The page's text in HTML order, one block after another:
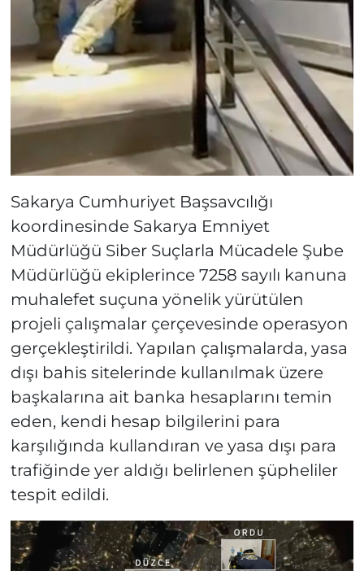
Sakarya Cumhuriyet Başsavcılığı
koordinesinde Sakarya Emniyet
Müdürlüğü Siber Suçlarla Mücadele Şube
Müdürlüğü ekiplerince 7258 sayılı kanuna
muhalefet suçuna yönelik yürütülen
projeli çalışmalar çerçevesinde operasyon
gerçekleştirildi. Yapılan çalışmalarda, yasa
dışı bahis sitelerinde kullanılmak üzere
başkalarına ait banka hesaplarını temin
eden, kendi hesap bilgilerini para
karşılığında kullandıran ve yasa dışı para
trafiğinde yer aldığı belirlenen şüpheliler
tespit edildi.